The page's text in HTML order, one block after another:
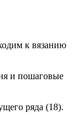
к вязанию
ряда (18).